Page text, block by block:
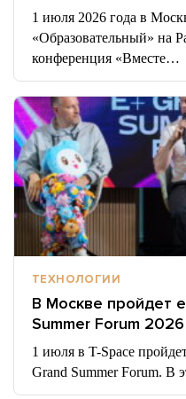
1 июля 2026 года в
«Образовательный» на
конференция «Вместе…
ТЕХНОЛОГИИ
В Москве пройдет
Summer Forum 2026
1 июля в T-Space
Grand Summer Forum. В